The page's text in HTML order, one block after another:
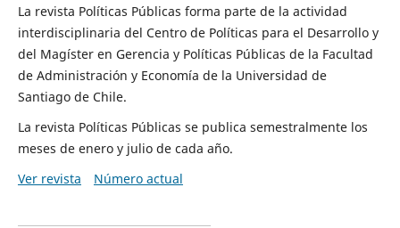
La revista Políticas Públicas forma parte de la actividad
interdisciplinaria del Centro de Políticas para el Desarrollo y
del Magíster en Gerencia y Políticas Públicas de la Facultad
de Administración y Economía de la Universidad de
Santiago de Chile.
La revista Políticas Públicas se publica semestralmente los
meses de enero y julio de cada año.
Ver revista
Número actual